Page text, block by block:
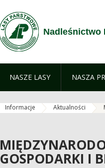
Nadleśnictwo
NASZE LASY NASZA
Informacje Aktualności
GOSPODARKI I